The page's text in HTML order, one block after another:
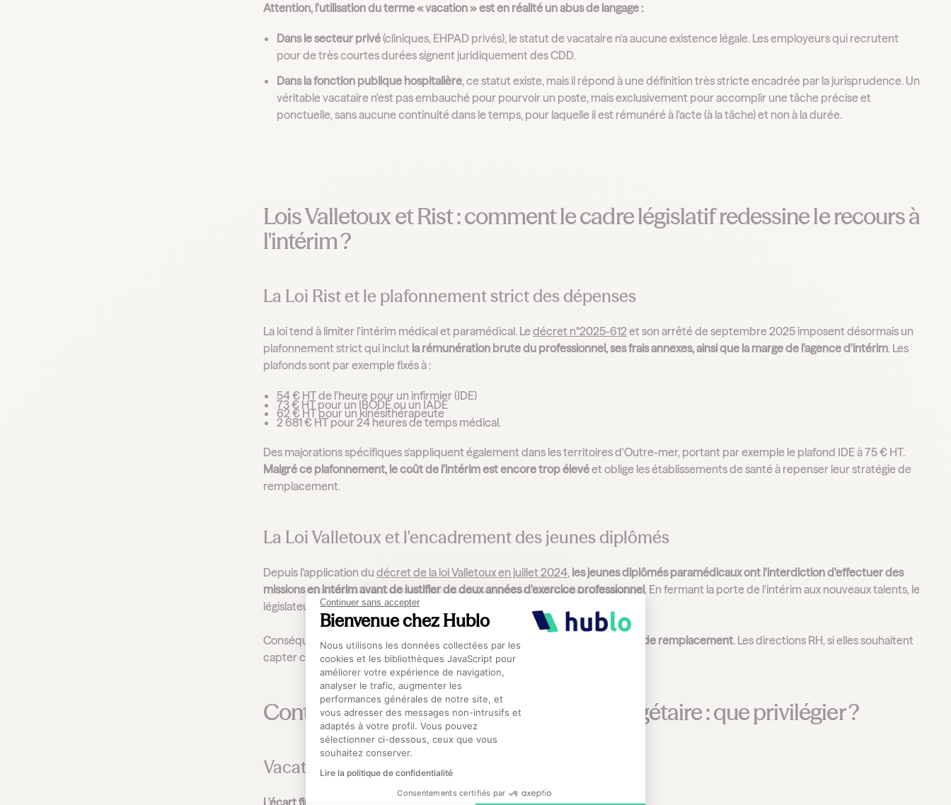
Continuer sans accepter
Bienvenue chez Hublo
Plateforme de Gestion du Consentement : Personnalisez vos Options
Nous utilisons les données collectées par les
cookies et les bibliothèques JavaScript pour
améliorer votre expérience de navigation,
analyser le trafic, augmenter les
performances générales de notre site, et
vous adresser des messages non-intrusifs et
adaptés à votre profil. Vous pouvez
sélectionner ci-dessous, ceux que vous
souhaitez conserver.
Lire la politique de confidentialité
Consentements certifiés par
Axeptio consent
Attention, l'utilisation du terme « vacation » est en réalité un abus de langage :
Dans le secteur privé(cliniques, EHPAD privés), le statut de vacataire n'a aucune existence légale. Les employeurs qui recrutent
pour de très courtes durées signent juridiquement des CDD.
Dans la fonction publique hospitalière, ce statut existe, mais il répond à une définition très stricte encadrée par la jurisprudence. Un
véritable vacataire n'est pas embauché pour pourvoir un poste, mais exclusivement pour accomplir une tâche précise et
ponctuelle, sans aucune continuité dans le temps, pour laquelle il est rémunéré à l'acte (à la tâche) et non à la durée.
Lois Valletoux et Rist : comment le cadre législatif redessine le recours à
l'intérim ?
La Loi Rist et le plafonnement strict des dépenses
La loi tend à limiter l'intérim médical et paramédical. Ledécret n°2025-612et son arrêté de septembre 2025 imposent désormais un
plafonnement strict qui inclut la rémunération brute du professionnel, ses frais annexes, ainsi que la marge de l'agence d'intérim. Les
plafonds sont par exemple fixés à :
54 € HT de l'heure pour un infirmier (IDE)
73 € HT pour un IBODE ou un IADE
62 € HT pour un kinésithérapeute
2 681 € HT pour 24 heures de temps médical.
Des majorations spécifiques s'appliquent également dans les territoires d'Outre-mer, portant par exemple le plafond IDE à 75 € HT.
Malgré ce plafonnement, le coût de l’intérim est encore trop élevéet oblige les établissements de santé à repenser leur stratégie de
remplacement.
La Loi Valletoux et l'encadrement des jeunes diplômés
Depuis l'application du décret de la loi Valletoux en juillet 2024, les jeunes diplômés paramédicaux ont l'interdiction d'effectuer des
missions en intérim avant de justifier de deux années d'exercice professionnel. En fermant la porte de l'intérim aux nouveaux talents, le
législateur a tari le vivier des agences.
Conséquence directe : ces jeunes professionnels se tournent vers le contrat de remplacement. Les directions RH, si elles souhaitent
capter ces profils, ont tout intérêt à structurer leurs offres.
Continuité des soins et optimisation budgétaire : que privilégier ?
Vacation : un gain de 50 000 à 80 000 € par ETP
L'écart financier entre les deux modèles est indiscutable :